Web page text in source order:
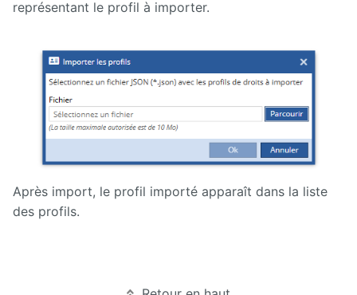
représentant le profil à importer.
Après import, le profil importé apparaît dans la liste
des profils.